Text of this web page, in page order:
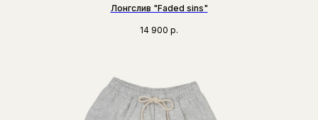
Лонгслив "Faded sins"
14 900 р.